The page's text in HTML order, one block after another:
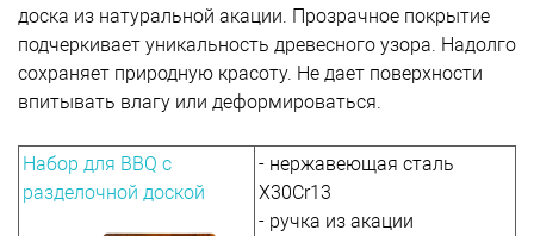
доска из натуральной акации. Прозрачное покрытие
подчеркивает уникальность древесного узора. Надолго
сохраняет природную красоту. Не дает поверхности
впитывать влагу или деформироваться.
Набор для BBQ с
разделочной доской
- нержавеющая сталь
Х30Cr13
- ручка из акации